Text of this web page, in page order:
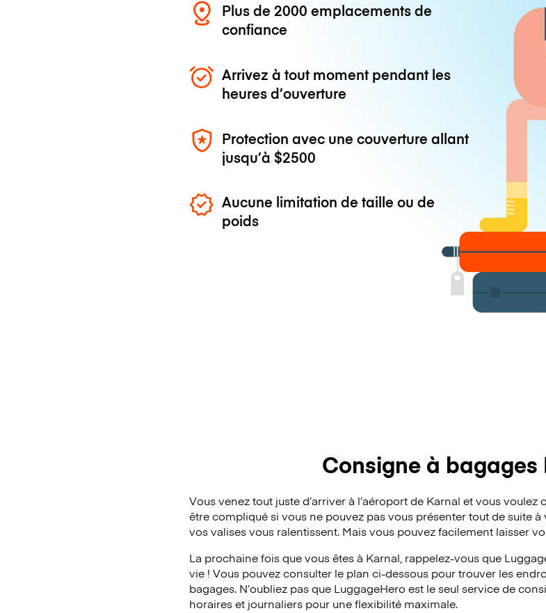
Plus de 2000 emplacements de
confiance
Arrivez à tout moment pendant les
heures d’ouverture
Protection avec une couverture allant
jusqu’à$2500
Aucune limitation de taille ou de
poids
Consigne à bagages
Vous venez tout juste d’arriver à l’aéroport de Karnal et vous
être compliqué si vous ne pouvez pas vous présenter tout de suite
vos valises vous ralentissent. Mais vous pouvez facilement laisser
La prochaine fois que vous êtes à Karnal, rappelez-vous que
vie ! Vous pouvez consulter le plan ci-dessous pour trouver les
bagages. N’oubliez pas que LuggageHero est le seul service de
horaires et journaliers pour une flexibilité maximale.